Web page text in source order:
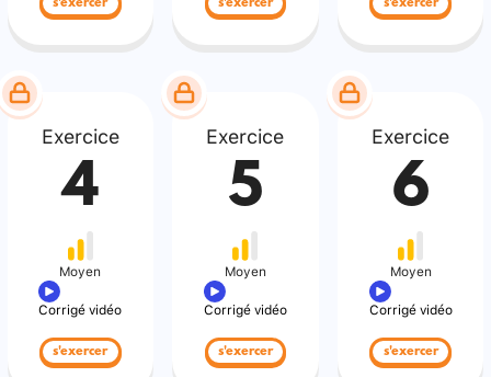
s'exercer s'exercer s'exercer
Exercice
4
Moyen
Corrigé vidéo
s'exercer
Exercice
5
Moyen
Corrigé vidéo
s'exercer
Exercice
6
Moyen
Corrigé vidéo
s'exercer